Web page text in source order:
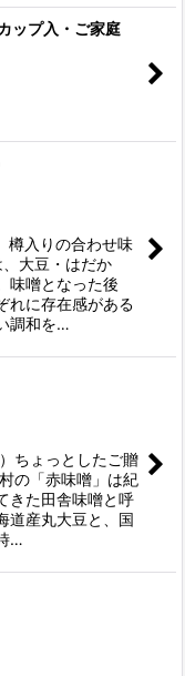
ップ入・ご家庭
樽入りの合わせ味
大豆・はだか
味噌となった後
れに存在感がある
調和を…
ちょっとしたご贈
の「赤味噌」は紀
きた田舎味噌と呼
道産丸大豆と、国
…